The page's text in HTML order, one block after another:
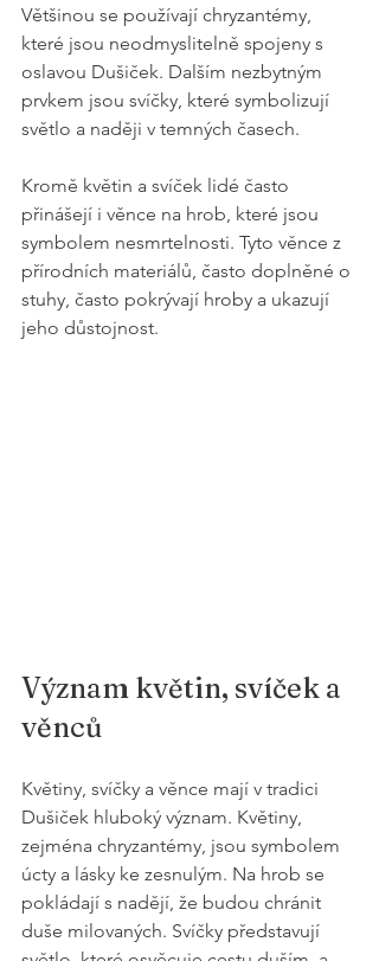
Většinou se používají chryzantémy,
které jsou neodmyslitelně spojeny s
oslavou Dušiček. Dalším nezbytným
prvkem jsou svíčky, které symbolizují
světlo a naději v temných časech.
Kromě květin a svíček lidé často
přinášejí i věnce na hrob, které jsou
symbolem nesmrtelnosti. Tyto věnce z
přírodních materiálů, často doplněné o
stuhy, často pokrývají hroby a ukazují
jeho důstojnost.
Význam květin, svíček a
věnců
Květiny, svíčky a věnce mají v tradici
Dušiček hluboký význam. Květiny,
zejména chryzantémy, jsou symbolem
úcty a lásky ke zesnulým. Na hrob se
pokládají s nadějí, že budou chránit
duše milovaných. Svíčky představují